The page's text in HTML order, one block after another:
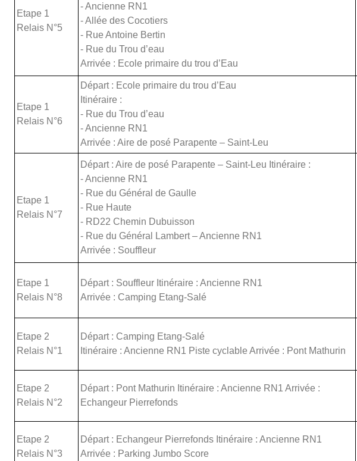
Etape 1
Relais N°5
- Ancienne RN1
- Allée des Cocotiers
- Rue Antoine Bertin
- Rue du Trou d’eau
Arrivée : Ecole primaire du trou d’Eau
Etape 1
Relais N°6
Départ : Ecole primaire du trou d’Eau
Itinéraire :
- Rue du Trou d’eau
- Ancienne RN1
Arrivée : Aire de posé Parapente – Saint-Leu
Etape 1
Relais N°7
Départ : Aire de posé Parapente – Saint-Leu Itinéraire :
- Ancienne RN1
- Rue du Général de Gaulle
- Rue Haute
- RD22 Chemin Dubuisson
- Rue du Général Lambert – Ancienne RN1
Arrivée : Souffleur
Etape 1
Relais N°8
Départ : Souffleur Itinéraire : Ancienne RN1
Arrivée : Camping Etang-Salé
Etape 2
Relais N°1
Départ : Camping Etang-Salé
Itinéraire : Ancienne RN1 Piste cyclable Arrivée : Pont Mathurin
Etape 2
Relais N°2
Départ : Pont Mathurin Itinéraire : Ancienne RN1 Arrivée :
Echangeur Pierrefonds
Etape 2
Relais N°3
Départ : Echangeur Pierrefonds Itinéraire : Ancienne RN1
Arrivée : Parking Jumbo Score